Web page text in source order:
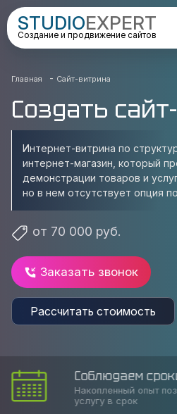
STUDIOEXPERT
Создание и продвижение сайтов
Главная - Сайт-витрина
Создать
Интернет-витрина по
интернет-магазин, который
демонстрации товаров и
но в нем отсутствует опция
от 70 000 руб.
Заказать звонок
Рассчитать стоимость
Соблюдаем
Накопленный опыт
услугу в срок